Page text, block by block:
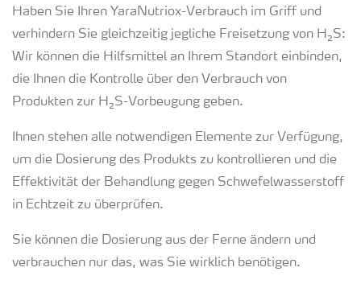
Haben Sie Ihren YaraNutriox-Verbrauch im Griff und
verhindern Sie gleichzeitig jegliche Freisetzung von H₂S:
Wir können die Hilfsmittel an Ihrem Standort einbinden,
die Ihnen die Kontrolle über den Verbrauch von
Produkten zur H₂S-Vorbeugung geben.
Ihnen stehen alle notwendigen Elemente zur Verfügung,
um die Dosierung des Produkts zu kontrollieren und die
Effektivität der Behandlung gegen Schwefelwasserstoff
in Echtzeit zu überprüfen.
Sie können die Dosierung aus der Ferne ändern und
verbrauchen nur das, was Sie wirklich benötigen.